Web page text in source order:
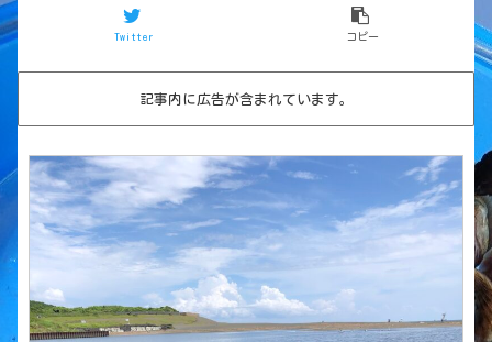
Twitter コピー
記事内に広告が含まれています。